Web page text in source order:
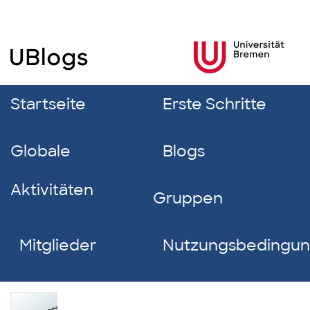
Startseite Erste Schritte
Globale
Aktivitäten
Blogs
Gruppen
Mitglieder